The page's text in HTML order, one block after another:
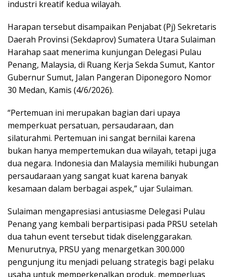
industri kreatif kedua wilayah.
Harapan tersebut disampaikan Penjabat (Pj) Sekretaris
Daerah Provinsi (Sekdaprov) Sumatera Utara Sulaiman
Harahap saat menerima kunjungan Delegasi Pulau
Penang, Malaysia, di Ruang Kerja Sekda Sumut, Kantor
Gubernur Sumut, Jalan Pangeran Diponegoro Nomor
30 Medan, Kamis (4/6/2026).
“Pertemuan ini merupakan bagian dari upaya
memperkuat persatuan, persaudaraan, dan
silaturahmi. Pertemuan ini sangat bernilai karena
bukan hanya mempertemukan dua wilayah, tetapi juga
dua negara. Indonesia dan Malaysia memiliki hubungan
persaudaraan yang sangat kuat karena banyak
kesamaan dalam berbagai aspek,” ujar Sulaiman.
Sulaiman mengapresiasi antusiasme Delegasi Pulau
Penang yang kembali berpartisipasi pada PRSU setelah
dua tahun event tersebut tidak diselenggarakan.
Menurutnya, PRSU yang menargetkan 300.000
pengunjung itu menjadi peluang strategis bagi pelaku
usaha untuk memperkenalkan produk, memperluas